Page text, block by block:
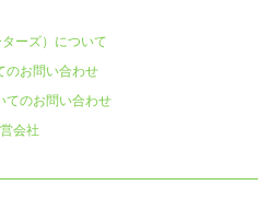
ーズ）について
のお問い合わせ
てのお問い合わせ
会社